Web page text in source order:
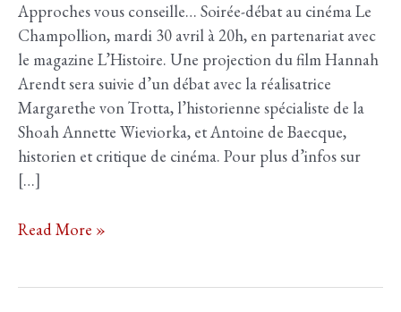
Approches vous conseille… Soirée-débat au cinéma Le
Champollion, mardi 30 avril à 20h, en partenariat avec
le magazine L’Histoire. Une projection du film Hannah
Arendt sera suivie d’un débat avec la réalisatrice
Margarethe von Trotta, l’historienne spécialiste de la
Shoah Annette Wieviorka, et Antoine de Baecque,
historien et critique de cinéma. Pour plus d’infos sur
[…]
Hannah
Read More »